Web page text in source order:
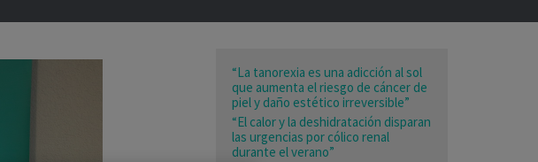
“La tanorexia es una adicción al sol
que aumenta el riesgo de cáncer de
piel y daño estético irreversible”
“El calor y la deshidratación disparan
las urgencias por cólico renal
durante el verano”